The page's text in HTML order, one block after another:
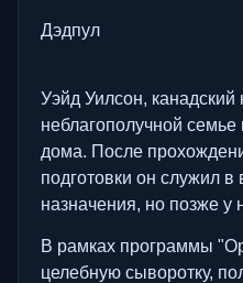
Дэдпул
Уэйд Уилсон,
неблагополучной
дома. После
подготовки он служил в
назначения, но позже у
В рамках программы
целебную сыворотку,